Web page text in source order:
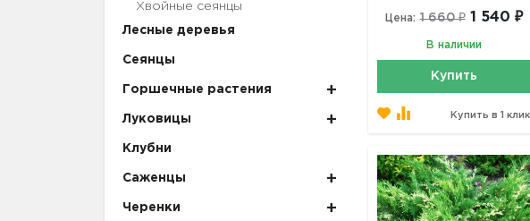
Хвойные сеянцы
Лесные деревья
Сеянцы
Горшечные растения
Луковицы
Клубни
Саженцы
Черенки
Цена: 1 660 ₽ 1 540 ₽
В наличии
Купить
Купить в 1 клик